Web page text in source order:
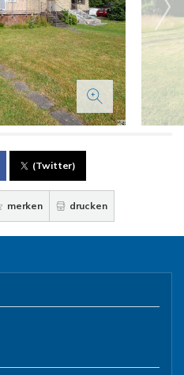
(Twitter)
merken drucken